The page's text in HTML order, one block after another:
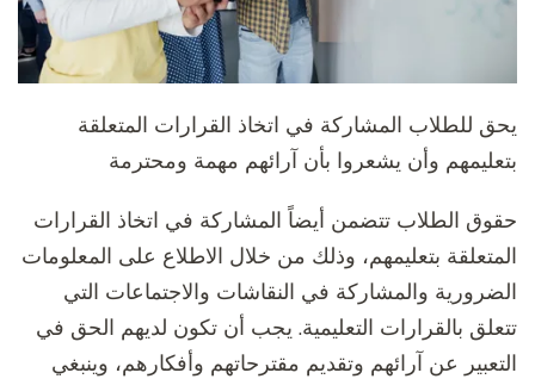
يحق للطلاب المشاركة في اتخاذ القرارات المتعلقة
بتعليمهم وأن يشعروا بأن آرائهم مهمة ومحترمة
حقوق الطلاب تتضمن أيضاً المشاركة في اتخاذ القرارات
المتعلقة بتعليمهم، وذلك من خلال الاطلاع على المعلومات
الضرورية والمشاركة في النقاشات والاجتماعات التي
تتعلق بالقرارات التعليمية. يجب أن تكون لديهم الحق في
التعبير عن آرائهم وتقديم مقترحاتهم وأفكارهم، وينبغي